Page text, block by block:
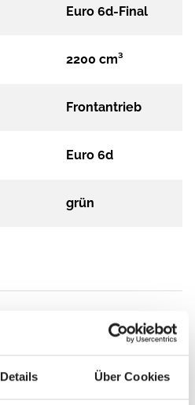
Details Über Cookies
Euro 6d-Final
2200 cm³
Frontantrieb
Euro 6d
grün